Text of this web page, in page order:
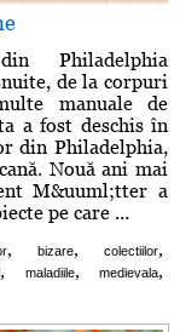
Philadelphia
de la corpuri
manuale de
a fost deschis în
din Philadelphia,
Nouă ani mai
M&uuml;tter a
pe care ...
, bizare, colectiilor,
, maladiile, medievala,